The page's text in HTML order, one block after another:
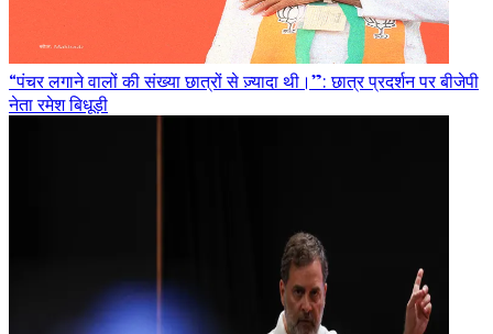
“पंचर लगाने वालों की संख्या छात्रों से ज़्यादा थी।”: छात्र प्रदर्शन पर बीजेपी
नेता रमेश बिधूड़ी